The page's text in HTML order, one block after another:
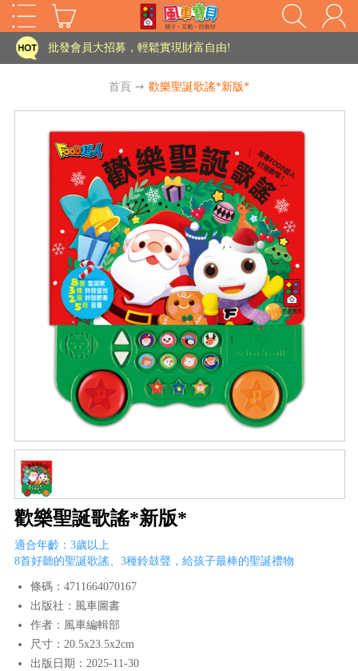
HOT
家長樂了!「風車書版集團暨FOOD超人企業總部」目前正興建中!
批發會員大招募，輕鬆實現財富自由!
老師您好!!幼教會員火熱招募中~
海外購物免煩惱！點我查看『海外購物流程說明』
批發會員大招募，輕鬆實現財富自由!
老師您好!!幼教會員火熱招募中~
海外購物免煩惱！點我查看『海外購物流程說明』
首頁 ➙ 歡樂聖誕歌謠*新版*
歡樂聖誕歌謠*新版*
適合年齡：3歲以上
8首好聽的聖誕歌謠、3種鈴鼓聲，給孩子最棒的聖誕禮物
條碼：4711664070167
出版社：風車圖書
作者：風車編輯部
尺寸：20.5x23.5x2cm
出版日期：2025-11-30